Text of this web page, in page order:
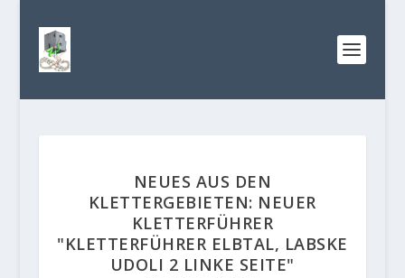
NEUES AUS DEN
KLETTERGEBIETEN: NEUER
KLETTERFÜHRER
"KLETTERFÜHRER ELBTAL, LABSKE
UDOLI 2 LINKE SEITE"